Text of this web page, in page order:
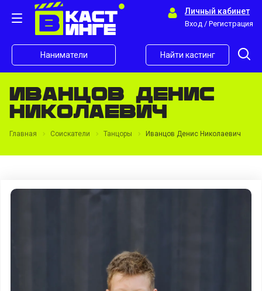
Личный кабинет
Вход / Регистрация
Наниматели Найти кастинг
Иванцов Денис
Николаевич
Главная Соискатели Танцоры Иванцов Денис Николаевич